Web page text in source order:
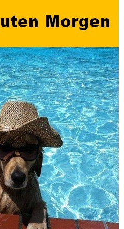
Hero...
Anzeige